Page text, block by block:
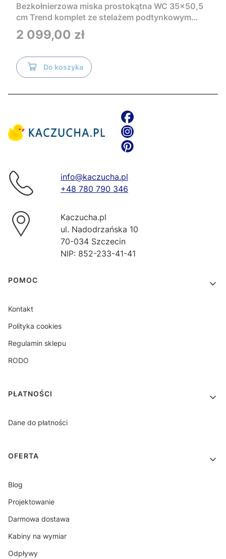
Bezkołnierzowa miska prostokątna WC 35x50,5
cm Trend komplet ze stelażem podtynkowym
Tece i czarnym przyciskiem TeceNow
TR2216+Tece
Cena
2 099,00 zł
Do koszyka
info@kaczucha.pl
+48 780 790 346
Kaczucha.pl
ul. Nadodrzańska 10
70-034 Szczecin
NIP: 852-233-41-41
Linki w stopce
POMOC
Kontakt
Polityka cookies
Regulamin sklepu
RODO
PŁATNOŚCI
Dane do płatności
OFERTA
Blog
Projektowanie
Darmowa dostawa
Kabiny na wymiar
Odpływy